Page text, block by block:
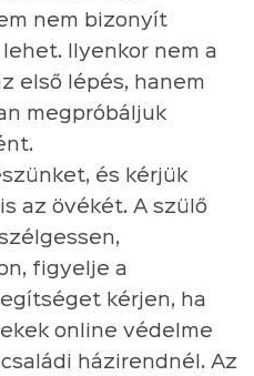
nem bizonyít
Ilyenkor nem a
első lépés, hanem
megpróbáljuk
és kérjük
az övékét. A szülő
figyelje a
kérjen, ha
online védelme
házirendnél. Az